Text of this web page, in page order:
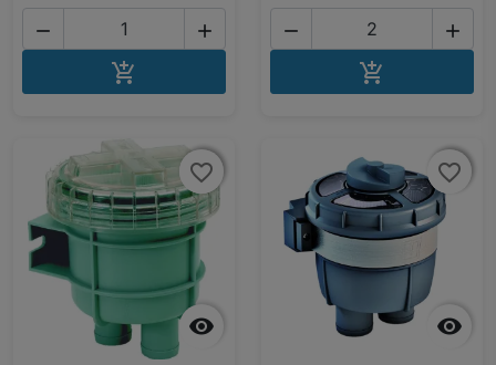
 

 


favorite_border
favorite_border

favorite_border
favorite_border